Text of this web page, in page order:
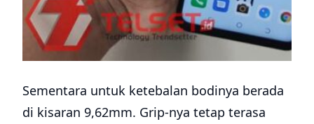
Sementara untuk ketebalan bodinya berada
di kisaran 9,62mm. Grip-nya tetap terasa